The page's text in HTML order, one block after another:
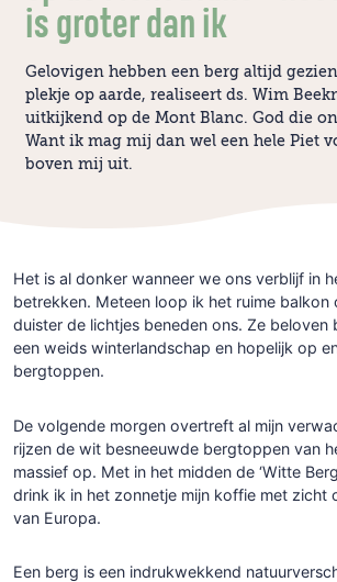
is groter dan ik
Gelovigen hebben een berg altijd
plekje op aarde, realiseert ds. Wim
uitkijkend op de Mont Blanc. God die
Want ik mag mij dan wel een hele Piet
boven mij uit.
Het is al donker wanneer we ons verblijf in
betrekken. Meteen loop ik het ruime balkon
duister de lichtjes beneden ons. Ze beloven
een weids winterlandschap en hopelijk op
bergtoppen.
De volgende morgen overtreft al mijn
rijzen de wit besneeuwde bergtoppen van
massief op. Met in het midden de ‘Witte
drink ik in het zonnetje mijn koffie met zicht
van Europa.
Een berg is een indrukwekkend